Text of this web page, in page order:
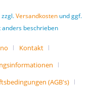
Versandkosten und ggf.
beschrieben
Kontakt
(AGB's)